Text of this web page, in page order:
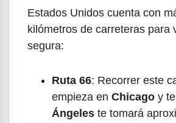
Estados Unidos cuenta con
kilómetros de carreteras para
segura:
Ruta 66: Recorrer este
empieza en Chicago y
Ángeles te tomará